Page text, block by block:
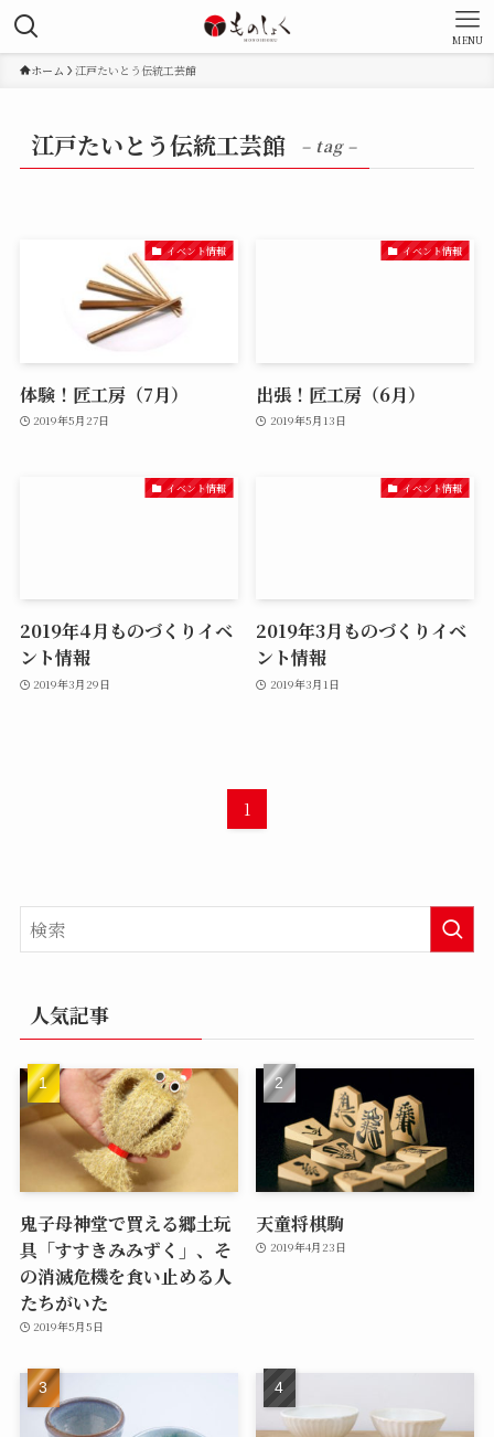
MENU
ホーム 江戸たいとう伝統工芸館
江戸たいとう伝統工芸館 – tag –
イベント情報
体験！匠工房（7月）
2019年5月27日
イベント情報
出張！匠工房（6月）
2019年5月13日
イベント情報
2019年4月ものづくりイベ
ント情報
2019年3月29日
イベント情報
2019年3月ものづくりイベ
ント情報
2019年3月1日
1
人気記事
鬼子母神堂で買える郷土玩
具「すすきみみずく」、そ
の消滅危機を食い止める人
たちがいた
2019年5月5日
天童将棋駒
2019年4月23日